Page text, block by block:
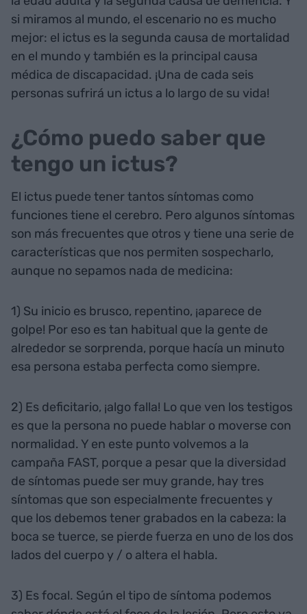
si miramos al mundo, el escenario no es mucho
mejor: el ictus es la segunda causa de mortalidad
en el mundo y también es la principal causa
médica de discapacidad. ¡Una de cada seis
personas sufrirá un ictus a lo largo de su vida!
¿Cómo puedo saber que
tengo un ictus?
El ictus puede tener tantos síntomas como
funciones tiene el cerebro. Pero algunos síntomas
son más frecuentes que otros y tiene una serie de
características que nos permiten sospecharlo,
aunque no sepamos nada de medicina:
1) Su inicio es brusco, repentino, ¡aparece de
golpe! Por eso es tan habitual que la gente de
alrededor se sorprenda, porque hacía un minuto
esa persona estaba perfecta como siempre.
2) Es deficitario, ¡algo falla! Lo que ven los testigos
es que la persona no puede hablar o moverse con
normalidad. Y en este punto volvemos a la
campaña FAST, porque a pesar que la diversidad
de síntomas puede ser muy grande, hay tres
síntomas que son especialmente frecuentes y
que los debemos tener grabados en la cabeza: la
boca se tuerce, se pierde fuerza en uno de los dos
lados del cuerpo y / o altera el habla.
3) Es focal. Según el tipo de síntoma podemos